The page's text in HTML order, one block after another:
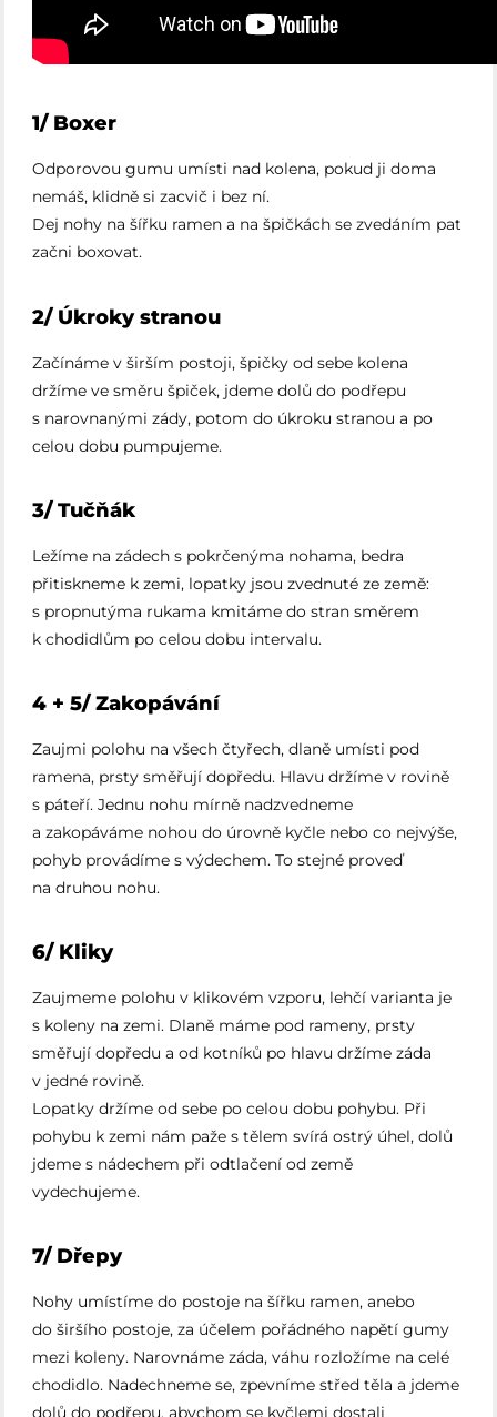
1/ Boxer
Odporovou gumu umísti nad kolena, pokud ji doma
nemáš, klidně si zacvič i bez ní.
Dej nohy na šířku ramen a na špičkách se zvedáním pat
začni boxovat.
2/ Úkroky stranou
Začínáme v širším postoji, špičky od sebe kolena
držíme ve směru špiček, jdeme dolů do podřepu
s narovnanými zády, potom do úkroku stranou a po
celou dobu pumpujeme.
3/ Tučňák
Ležíme na zádech s pokrčenýma nohama, bedra
přitiskneme k zemi, lopatky jsou zvednuté ze země:
s propnutýma rukama kmitáme do stran směrem
k chodidlům po celou dobu intervalu.
4 + 5/ Zakopávání
Zaujmi polohu na všech čtyřech, dlaně umísti pod
ramena, prsty směřují dopředu. Hlavu držíme v rovině
s páteří. Jednu nohu mírně nadzvedneme
a zakopáváme nohou do úrovně kyčle nebo co nejvýše,
pohyb provádíme s výdechem. To stejné proveď
na druhou nohu.
6/ Kliky
Zaujmeme polohu v klikovém vzporu, lehčí varianta je
s koleny na zemi. Dlaně máme pod rameny, prsty
směřují dopředu a od kotníků po hlavu držíme záda
v jedné rovině.
Lopatky držíme od sebe po celou dobu pohybu. Při
pohybu k zemi nám paže s tělem svírá ostrý úhel, dolů
jdeme s nádechem při odtlačení od země
vydechujeme.
7/ Dřepy
Nohy umístíme do postoje na šířku ramen, anebo
do širšího postoje, za účelem pořádného napětí gumy
mezi koleny. Narovnáme záda, váhu rozložíme na celé
chodidlo. Nadechneme se, zpevníme střed těla a jdeme
dolů do podřepu, abychom se kyčlemi dostali